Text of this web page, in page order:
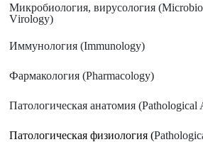
Микробиология, вирусология (
Virology)
Иммунология (Immunology)
Фармакология (Pharmacology)
Патологическая анатомия (Pathological
Патологическая физиология (